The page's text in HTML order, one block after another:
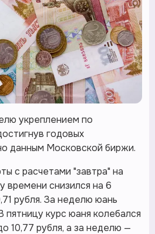
укреплением по
годовых
данным Московской биржи.
с расчетами "завтра" на
времени снизился на 6
рубля. За неделю юань
пятницу курс юаня колебался
10,77 рубля, а за неделю —